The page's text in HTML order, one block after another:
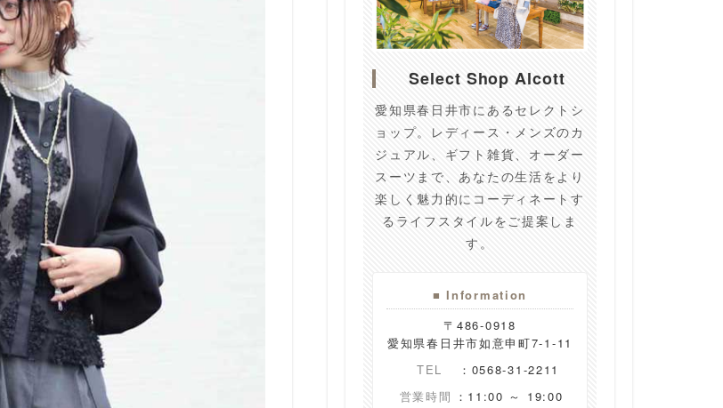
Select Shop Alcott
愛知県春日井市にあるセレクトシ
ョップ。レディース・メンズのカ
ジュアル、ギフト雑貨、オーダー
スーツまで、あなたの生活をより
楽しく魅力的にコーディネートす
るライフスタイルをご提案しま
す。
■ Information
〒486-0918
愛知県春日井市如意申町7-1-11
TEL
：0568-31-2211
営業時間 ：11:00 ～ 19:00